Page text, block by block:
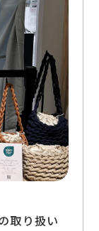
取り扱い